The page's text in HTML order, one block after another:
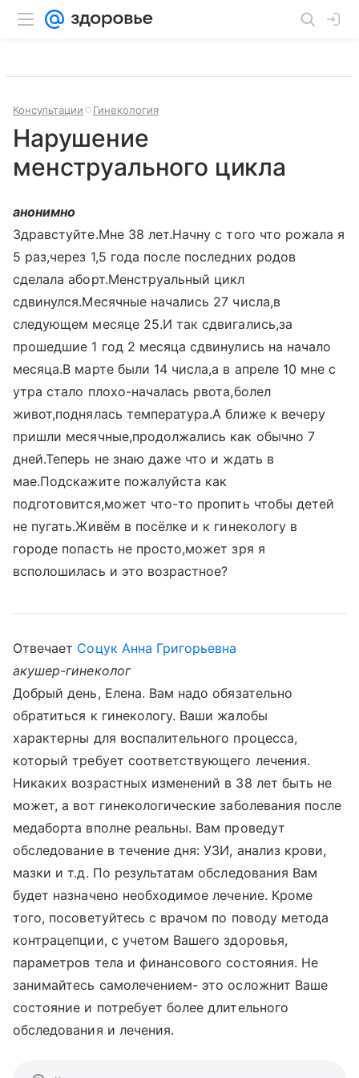
Консультации Гинекология
Нарушение
менструального цикла
анонимно
Здравстуйте.Мне 38 лет.Начну с того что рожала я
5 раз,через 1,5 года после последних родов
сделала аборт.Менструальный цикл
сдвинулся.Месячные начались 27 числа,в
следующем месяце 25.И так сдвигались,за
прошедшие 1 год 2 месяца сдвинулись на начало
месяца.В марте были 14 числа,а в апреле 10 мне с
утра стало плохо-началась рвота,болел
живот,поднялась температура.А ближе к вечеру
пришли месячные,продолжались как обычно 7
дней.Теперь не знаю даже что и ждать в
мае.Подскажите пожалуйста как
подготовится,может что-то пропить чтобы детей
не пугать.Живём в посёлке и к гинекологу в
городе попасть не просто,может зря я
всполошилась и это возрастное?
Отвечает Соцук Анна Григорьевна
акушер-гинеколог
Добрый день, Елена. Вам надо обязательно
обратиться к гинекологу. Ваши жалобы
характерны для воспалительного процесса,
который требует соответствующего лечения.
Никаких возрастных изменений в 38 лет быть не
может, а вот гинекологические заболевания после
медаборта вполне реальны. Вам проведут
обследование в течение дня: УЗИ, анализ крови,
мазки и т.д. По результатам обследования Вам
будет назначено необходимое лечение. Кроме
того, посоветуйтесь с врачом по поводу метода
контрацепции, с учетом Вашего здоровья,
параметров тела и финансового состояния. Не
занимайтесь самолечением- это осложнит Ваше
состояние и потребует более длительного
обследования и лечения.